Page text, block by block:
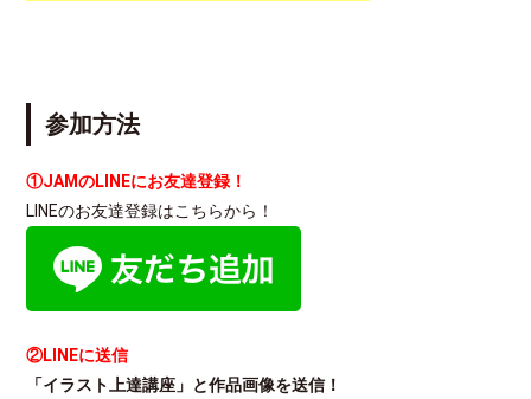
参加方法
①JAMのLINEにお友達登録！
LINEのお友達登録はこちらから！
②LINEに送信
「イラスト上達講座」と作品画像を送信！